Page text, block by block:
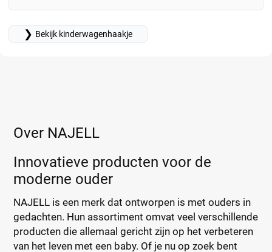
❯ Bekijk kinderwagenhaakje
Over NAJELL
Innovatieve producten voor de
moderne ouder
NAJELL is een merk dat ontworpen is met ouders in
gedachten. Hun assortiment omvat veel verschillende
producten die allemaal gericht zijn op het verbeteren
van het leven met een baby. Of je nu op zoek bent